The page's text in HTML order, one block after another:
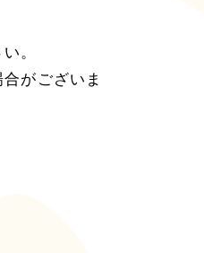
。
がございま